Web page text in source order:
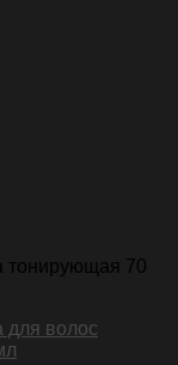
тонирующая 70
для волос